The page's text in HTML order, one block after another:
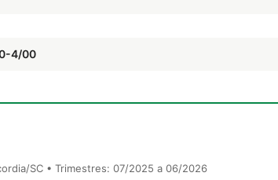
4/00
SC • Trimestres: 07/2025 a 06/2026